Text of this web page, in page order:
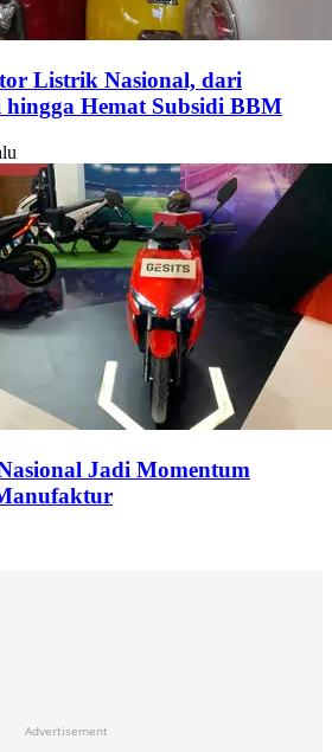
Listrik Nasional, dari
Hemat Subsidi BBM
Jadi Momentum
Advertisement